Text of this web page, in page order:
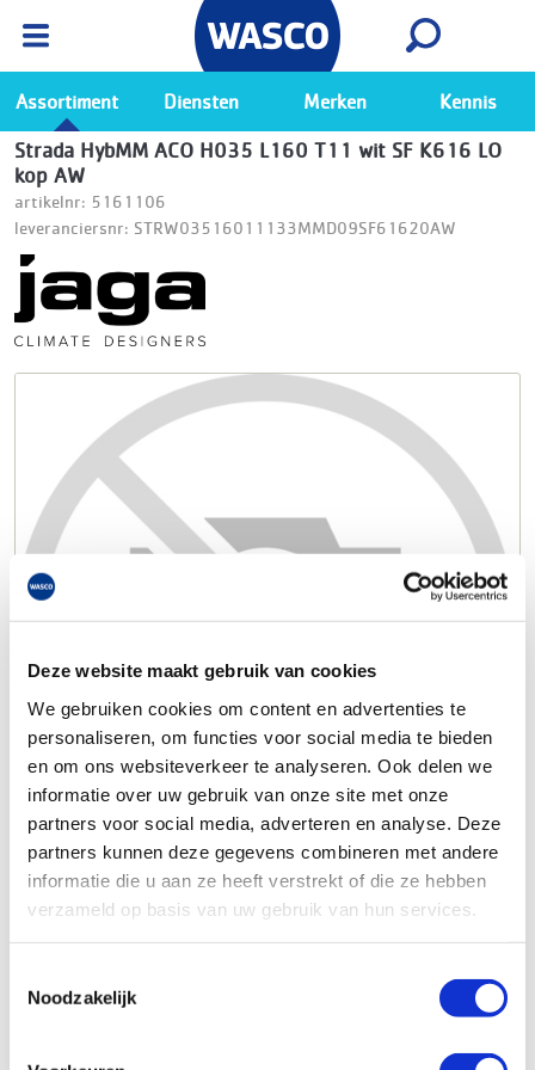
Deze website maakt gebruik van cookies
We gebruiken cookies om content en advertenties te
personaliseren, om functies voor social media te bieden
en om ons websiteverkeer te analyseren. Ook delen we
informatie over uw gebruik van onze site met onze
partners voor social media, adverteren en analyse. Deze
partners kunnen deze gegevens combineren met andere
informatie die u aan ze heeft verstrekt of die ze hebben
verzameld op basis van uw gebruik van hun services.
Noodzakelijk
Ga naar de Wasco app
Bekijk
Assortiment Diensten Merken Kennis
Strada HybMM ACO H035 L160 T11 wit SF K616 LO
kop AW
artikelnr: 5161106
leveranciersnr: STRW03516011133MMD09SF61620AW